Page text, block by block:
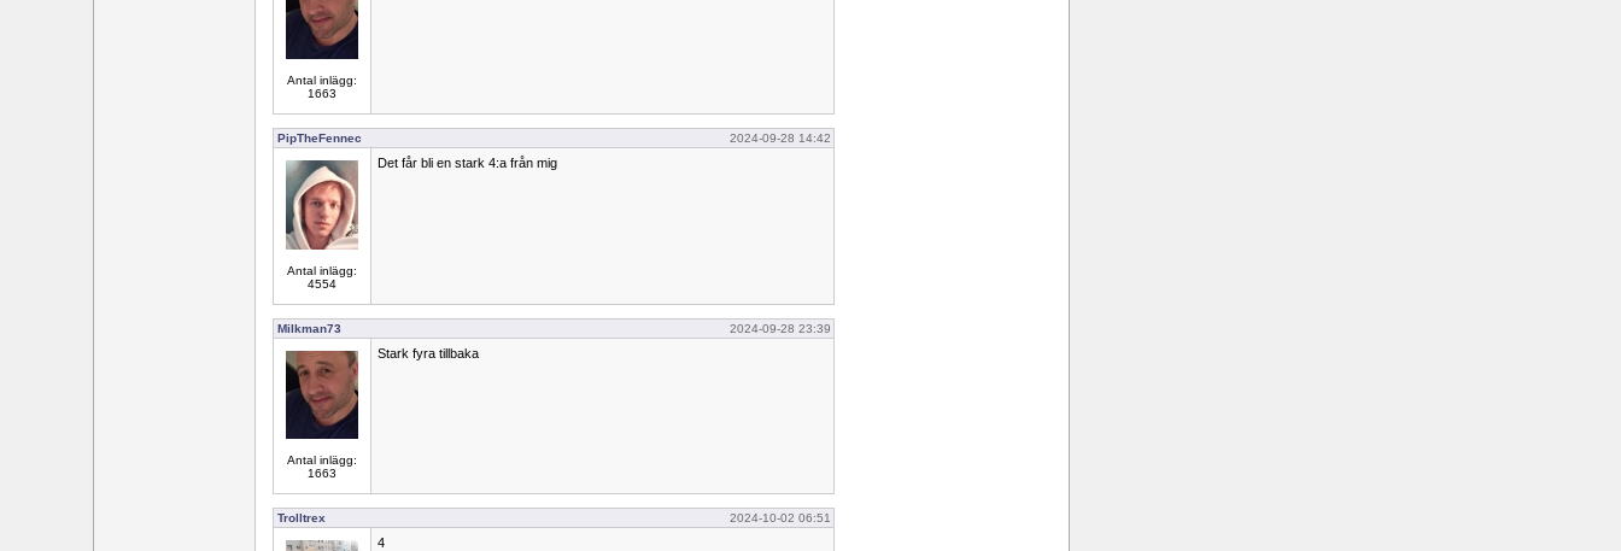
Antal inlägg:
1663
PipTheFennec 2024-09-28 14:42
Antal inlägg:
4554
Det får bli en stark 4:a från mig
Milkman73 2024-09-28 23:39
Antal inlägg:
1663
Stark fyra tillbaka
Trolltrex 2024-10-02 06:51
4